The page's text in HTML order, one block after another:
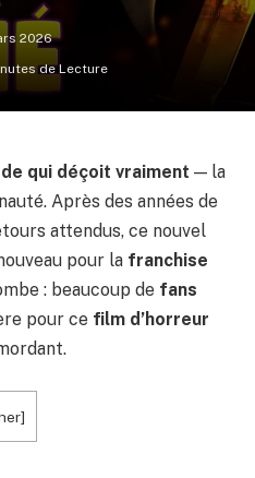
2026
de Lecture
qui déçoit vraiment — la
Après des années de
attendus, ce nouvel
pour la franchise
: beaucoup de fans
pour ce film d’horreur
]